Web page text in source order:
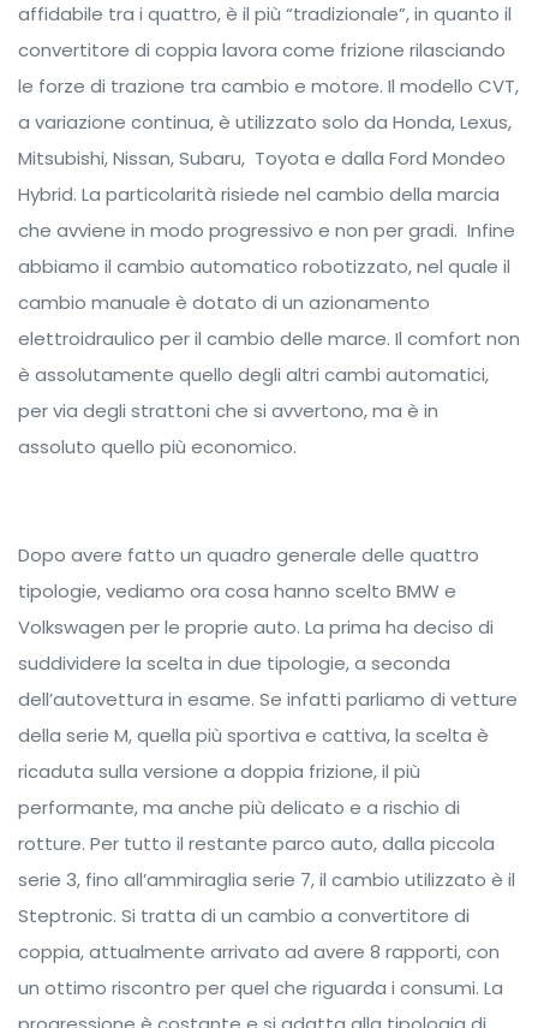
affidabile tra i quattro, è il più “tradizionale”, in quanto il
convertitore di coppia lavora come frizione rilasciando
le forze di trazione tra cambio e motore. Il modello CVT,
a variazione continua, è utilizzato solo da Honda, Lexus,
Mitsubishi, Nissan, Subaru, Toyota e dalla Ford Mondeo
Hybrid. La particolarità risiede nel cambio della marcia
che avviene in modo progressivo e non per gradi. Infine
abbiamo il cambio automatico robotizzato, nel quale il
cambio manuale è dotato di un azionamento
elettroidraulico per il cambio delle marce. Il comfort non
è assolutamente quello degli altri cambi automatici,
per via degli strattoni che si avvertono, ma è in
assoluto quello più economico.
Dopo avere fatto un quadro generale delle quattro
tipologie, vediamo ora cosa hanno scelto BMW e
Volkswagen per le proprie auto. La prima ha deciso di
suddividere la scelta in due tipologie, a seconda
dell’autovettura in esame. Se infatti parliamo di vetture
della serie M, quella più sportiva e cattiva, la scelta è
ricaduta sulla versione a doppia frizione, il più
performante, ma anche più delicato e a rischio di
rotture. Per tutto il restante parco auto, dalla piccola
serie 3, fino all’ammiraglia serie 7, il cambio utilizzato è il
Steptronic. Si tratta di un cambio a convertitore di
coppia, attualmente arrivato ad avere 8 rapporti, con
un ottimo riscontro per quel che riguarda i consumi. La